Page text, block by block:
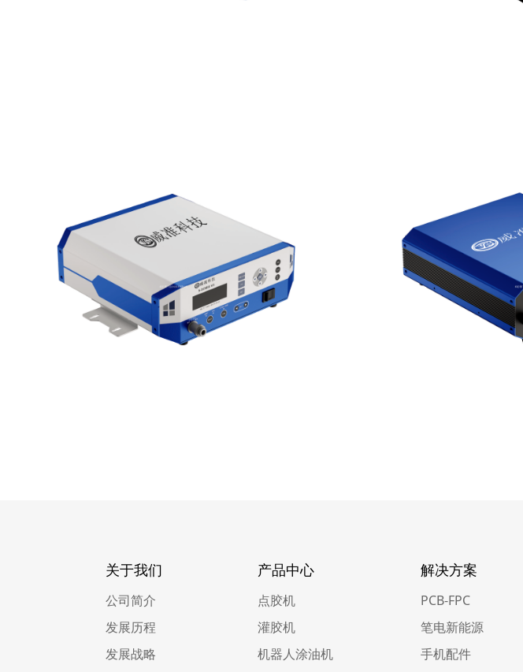
关于我们
公司简介
发展历程
发展战略
产品中心
点胶机
灌胶机
机器人涂油机
解决方案
PCB-FPC
笔电新能源
手机配件